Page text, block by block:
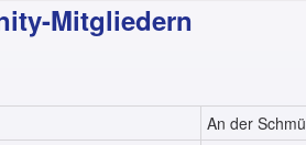
Mitgliedern
An der